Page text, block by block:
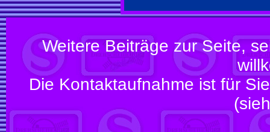
Weitere Beiträge zur Seite,
Die Kontaktaufnahme ist für